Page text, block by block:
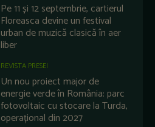
Pe 11 și 12 septembrie, cartierul
Floreasca devine un festival
urban de muzică clasică în aer
liber
REVISTA PRESEI
Un nou proiect major de
energie verde în România: parc
fotovoltaic cu stocare la Turda,
operațional din 2027